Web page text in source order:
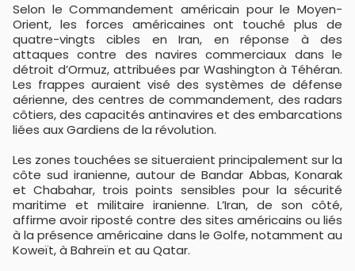
Selon le Commandement américain pour le Moyen-
Orient, les forces américaines ont touché plus de
quatre-vingts cibles en Iran, en réponse à des
attaques contre des navires commerciaux dans le
détroit d’Ormuz, attribuées par Washington à Téhéran.
Les frappes auraient visé des systèmes de défense
aérienne, des centres de commandement, des radars
côtiers, des capacités antinavires et des embarcations
liées aux Gardiens de la révolution.
Les zones touchées se situeraient principalement sur la
côte sud iranienne, autour de Bandar Abbas, Konarak
et Chabahar, trois points sensibles pour la sécurité
maritime et militaire iranienne. L’Iran, de son côté,
affirme avoir riposté contre des sites américains ou liés
à la présence américaine dans le Golfe, notamment au
Koweït, à Bahreïn et au Qatar.